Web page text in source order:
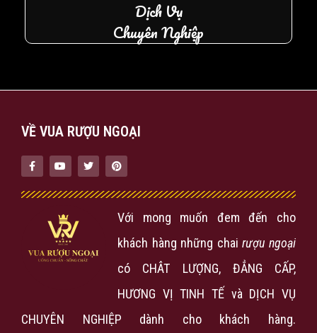
Dịch Vụ
Chuyên Nghiệp
VỀ VUA RƯỢU NGOẠI
Với mong muốn đem đến cho
khách hàng những chairượu ngoại
có CHÂT LƯỢNG, ĐẲNG CẤP,
HƯƠNG VỊ TINH TẾ và DỊCH VỤ
CHUYÊN NGHIỆP dành cho khách hàng.